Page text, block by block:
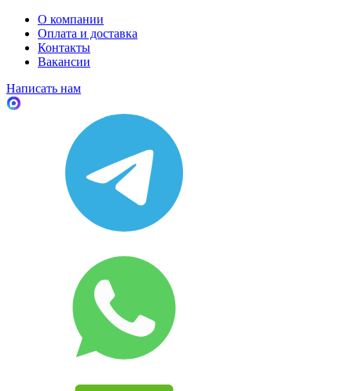
О компании
Оплата и доставка
Контакты
Вакансии
Написать нам